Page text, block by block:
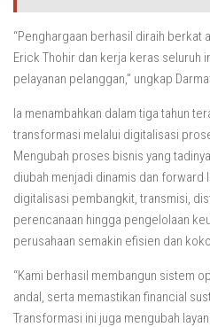
“Penghargaan berhasil diraih berkat
Erick Thohir dan kerja keras seluruh
pelayanan pelanggan,” ungkap
Ia menambahkan dalam tiga tahun
transformasi melalui digitalisasi
Mengubah proses bisnis yang
diubah menjadi dinamis dan forward
digitalisasi pembangkit, transmisi,
perencanaan hingga pengelolaan
perusahaan semakin efisien dan
“Kami berhasil membangun sistem
andal, serta memastikan financial
Transformasi ini juga mengubah